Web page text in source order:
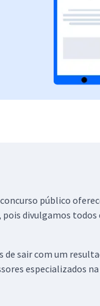
público
divulgamos
sair com um
especializados na